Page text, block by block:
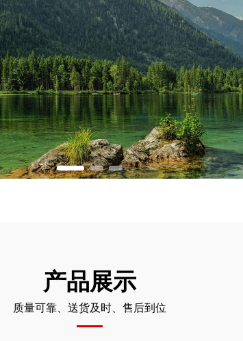
质量可
恪守质量底线，提
产品展示
质量可靠、送货及时、售后到位